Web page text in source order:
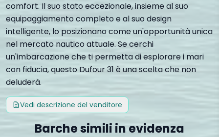
comfort. Il suo stato eccezionale, insieme al suo
equipaggiamento completo e al suo design
intelligente, lo posizionano come un'opportunità unica
nel mercato nautico attuale. Se cerchi
un'imbarcazione che ti permetta di esplorare i mari
con fiducia, questo Dufour 31 è una scelta che non
deluderà.
Vedi descrizione del venditore
Barche simili in evidenza